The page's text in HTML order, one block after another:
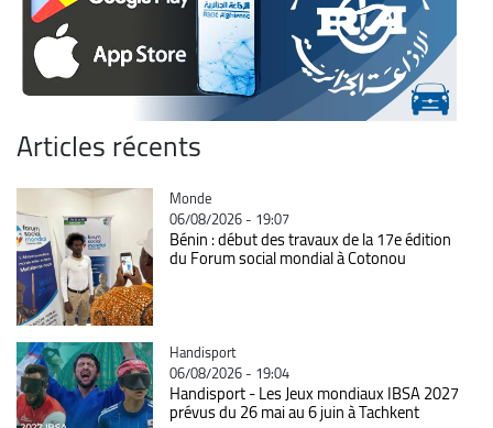
Articles récents
Catégorie
Monde
06/08/2026 - 19:07
Bénin : début des travaux de la 17e édition
du Forum social mondial à Cotonou
Catégorie
Handisport
06/08/2026 - 19:04
Handisport - Les Jeux mondiaux IBSA 2027
prévus du 26 mai au 6 juin à Tachkent